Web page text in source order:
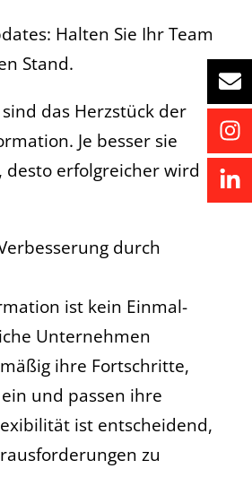
Halten Sie Ihr Team
Stand.
das Herzstück der
Je besser sie
erfolgreicher wird
durch
ist kein Einmal-
Unternehmen
ihre Fortschritte,
und passen ihre
ist entscheidend,
zu